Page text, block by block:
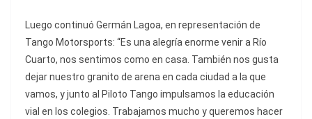
Luego continuó Germán Lagoa, en representación de
Tango Motorsports: “Es una alegría enorme venir a Río
Cuarto, nos sentimos como en casa. También nos gusta
dejar nuestro granito de arena en cada ciudad a la que
vamos, y junto al Piloto Tango impulsamos la educación
vial en los colegios. Trabajamos mucho y queremos hacer